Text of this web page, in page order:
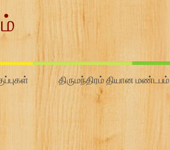
திருமந்திரம் தியான மண்டபம்